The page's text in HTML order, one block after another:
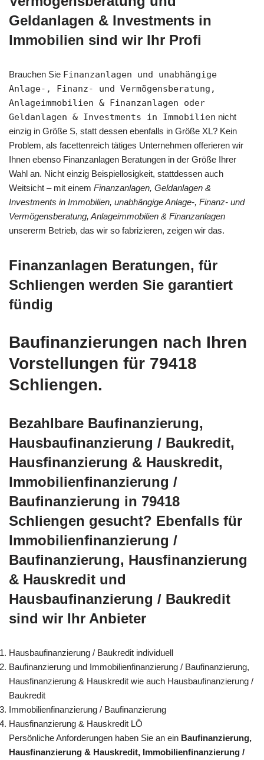
Geldanlagen & Investments in
Immobilien sind wir Ihr Profi
Brauchen Sie Finanzanlagen und unabhängige
Anlage-, Finanz- und Vermögensberatung,
Anlageimmobilien & Finanzanlagen oder
Geldanlagen & Investments in Immobilien nicht
einzig in Größe S, statt dessen ebenfalls in Größe XL? Kein
Problem, als facettenreich tätiges Unternehmen offerieren wir
Ihnen ebenso Finanzanlagen Beratungen in der Größe Ihrer
Wahl an. Nicht einzig Beispiellosigkeit, stattdessen auch
Weitsicht – mit einem Finanzanlagen, Geldanlagen &
Investments in Immobilien, unabhängige Anlage-, Finanz- und
Vermögensberatung, Anlageimmobilien & Finanzanlagen
unsererm Betrieb, das wir so fabrizieren, zeigen wir das.
Finanzanlagen Beratungen, für
Schliengen werden Sie garantiert
fündig
Baufinanzierungen nach Ihren
Vorstellungen für 79418
Schliengen.
Bezahlbare Baufinanzierung,
Hausbaufinanzierung / Baukredit,
Hausfinanzierung & Hauskredit,
Immobilienfinanzierung /
Baufinanzierung in 79418
Schliengen gesucht? Ebenfalls für
Immobilienfinanzierung /
Baufinanzierung, Hausfinanzierung
& Hauskredit und
Hausbaufinanzierung / Baukredit
sind wir Ihr Anbieter
Hausbaufinanzierung / Baukredit individuell
Baufinanzierung und Immobilienfinanzierung / Baufinanzierung,
Hausfinanzierung & Hauskredit wie auch Hausbaufinanzierung /
Baukredit
Immobilienfinanzierung / Baufinanzierung
Hausfinanzierung & Hauskredit LÖ
Persönliche Anforderungen haben Sie an ein Baufinanzierung,
Hausfinanzierung & Hauskredit, Immobilienfinanzierung /